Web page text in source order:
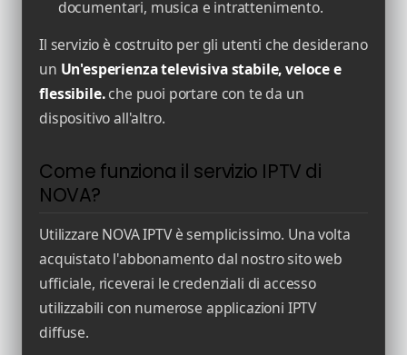
documentari, musica e intrattenimento.
Il servizio è costruito per gli utenti che desiderano
un Un'esperienza televisiva stabile, veloce e
flessibile.che puoi portare con te da un
dispositivo all'altro.
Come funziona il servizio IPTV di
NOVA?
Utilizzare NOVA IPTV è semplicissimo. Una volta
acquistato l'abbonamento dal nostro sito web
ufficiale, riceverai le credenziali di accesso
utilizzabili con numerose applicazioni IPTV
diffuse.